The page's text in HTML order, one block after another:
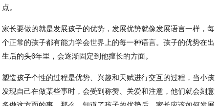
点。
家长要做的就是发展孩子的优势，发展优势就像发展语言一样，每
个正常的孩子都有能力学会世界上的每一种语言。孩子的优势在出
生后的头6年里，会逐渐固定到他擅长的方面。
塑造孩子个性的过程是优势、兴趣和天赋进行交互的过程，当小孩
发现自己在做某些事时，会受到称赞、关爱和注意，他们就会刻意